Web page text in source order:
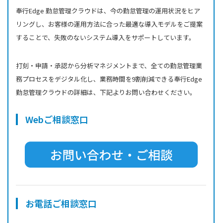
奉行Edge 勤怠管理クラウドは、今の勤怠管理の運用状況をヒア
リングし、お客様の運用方法に合った最適な導入モデルをご提案
することで、失敗のないシステム導入をサポートしています。
打刻・申請・承認から分析マネジメントまで、全ての勤怠管理業
務プロセスをデジタル化し、業務時間を9割削減できる奉行Edge
勤怠管理クラウドの詳細は、下記よりお問い合わせください。
Webご相談窓口
お電話ご相談窓口